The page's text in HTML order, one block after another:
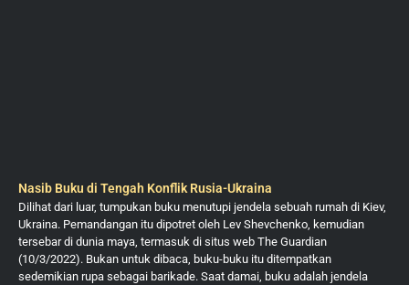
Nasib Buku di Tengah Konflik Rusia-Ukraina
Dilihat dari luar, tumpukan buku menutupi jendela sebuah rumah di Kiev,
Ukraina. Pemandangan itu dipotret oleh Lev Shevchenko, kemudian
tersebar di dunia maya, termasuk di situs web The Guardian
(10/3/2022). Bukan untuk dibaca, buku-buku itu ditempatkan
sedemikian rupa sebagai barikade. Saat damai, buku adalah jendela